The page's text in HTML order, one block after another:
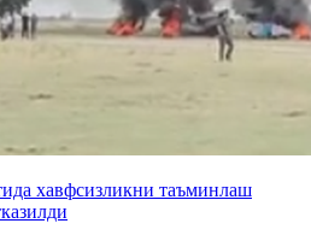
хавфсизликни таъминлаш